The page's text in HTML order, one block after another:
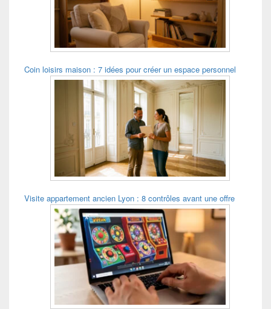
Coin loisirs maison : 7 idées pour créer un espace personnel
Visite appartement ancien Lyon : 8 contrôles avant une offre